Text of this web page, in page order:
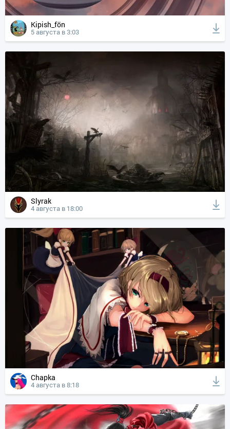
Kipish_fön
5 августа в 3:03
Slyrak
4 августа в 18:00
Chapka
4 августа в 8:18